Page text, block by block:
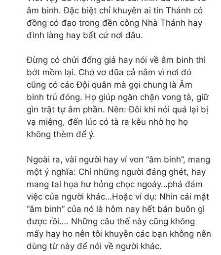
âm binh. Đặc biệt chỉ khuyên ai tín Thánh có
đồng có đạo trong đền công Nhà Thánh hay
đình làng hay bất cứ nơi đâu.
Đừng có chửi đổng giả hay nói về âm binh thì
bớt mồm lại. Chớ vơ đũa cả nắm vì nơi đó
cũng có các Đội quân mà gọi chung là Âm
binh trú đóng. Họ giúp ngăn chặn vong tà, giữ
gìn trật tự âm phần. Nên: Đôi khi nói quá lại bị
vạ miệng, đến lúc có tà ra kêu nhờ họ họ
không thèm để ý.
Ngoài ra, vài người hay ví von “âm binh”, mang
một ý nghĩa: Chỉ những người đáng ghét, hay
mang tai họa hư hỏng chọc ngoáy…phá đám
việc của người khác…Hoặc ví dụ: Nhìn cái mặt
“âm binh” của nó là hôm nay hết bán buôn gì
được rồi…. Những câu thế này cũng không
mấy hay ho nên tôi khuyên các bạn không nên
dùng từ này để nói về người khác.